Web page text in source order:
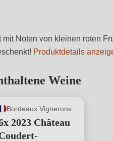
Noten von kleinen roten
Produktdetails
Weine
Bordeaux Vignerons
2023 Château